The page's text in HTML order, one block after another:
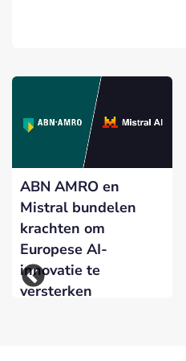
ABN AMRO en
Mistral bundelen
krachten om
Europese AI-
innovatie te
versterken